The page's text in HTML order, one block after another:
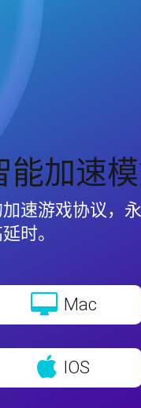
能加速
速游戏协议，
时。
Mac
IOS